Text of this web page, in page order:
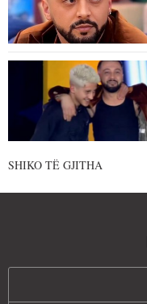
SHIKO TË GJITHA